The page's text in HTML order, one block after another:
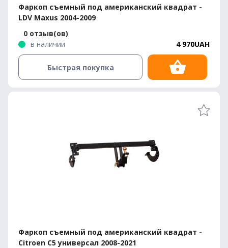
Фаркоп съемный под американский квадрат -
LDV Maxus 2004-2009
0 отзыв(ов)
в наличии
4 970UAH
Быстрая покупка
Фаркоп съемный под американский квадрат -
Citroen C5 универсал 2008-2021